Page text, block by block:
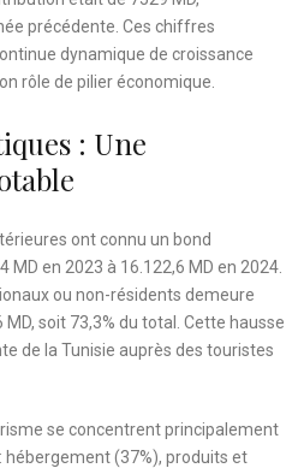
précédente. Ces chiffres
dynamique de croissance
rôle de pilier économique.
: Une
ont connu un bond
en 2023 à 16.122,6 MD en 2024.
ou non-résidents demeure
soit 73,3% du total. Cette hausse
de la Tunisie auprès des touristes
se concentrent principalement
hébergement (37%), produits et